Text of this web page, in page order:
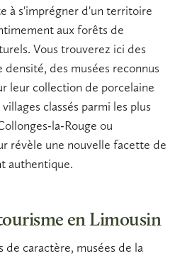
à s'imprégner d'un territoire
aux forêts de
Vous trouverez ici des
densité, des musées reconnus
leur collection de porcelaine
classés parmi les plus
la-Rouge ou
révèle une nouvelle facette de
authentique.
en Limousin
de caractère, musées de la